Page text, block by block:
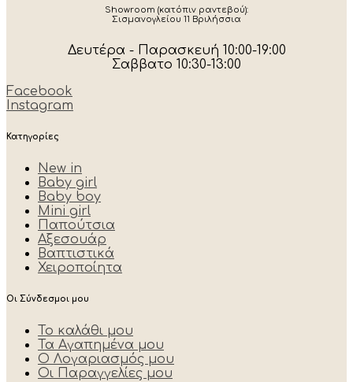
Showroom (κατόπιν ραντεβού):
Σισμανογλείου 11 Βριλήσσια
Δευτέρα - Παρασκευή 10:00-19:00
Σαββατο 10:30-13:00
Facebook
Instagram
Κατηγορίες
New in
Baby girl
Baby boy
Mini girl
Παπούτσια
Αξεσουάρ
Βαπτιστικά
Χειροποίητα
Οι Σύνδεσμοι μου
Το καλάθι μου
Τα Αγαπημένα μου
Ο Λογαριασμός μου
Οι Παραγγελίες μου